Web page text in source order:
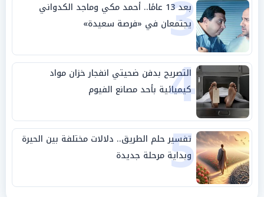
3 بعد 13 عامًا.. أحمد مكي وماجد الكدواني
يجتمعان في «فرصة سعيدة»
4
التصريح بدفن ضحيتي انفجار خزان مواد
كيميائية بأحد مصانع الفيوم
5
تفسير حلم الطريق.. دلالات مختلفة بين الحيرة
وبداية مرحلة جديدة